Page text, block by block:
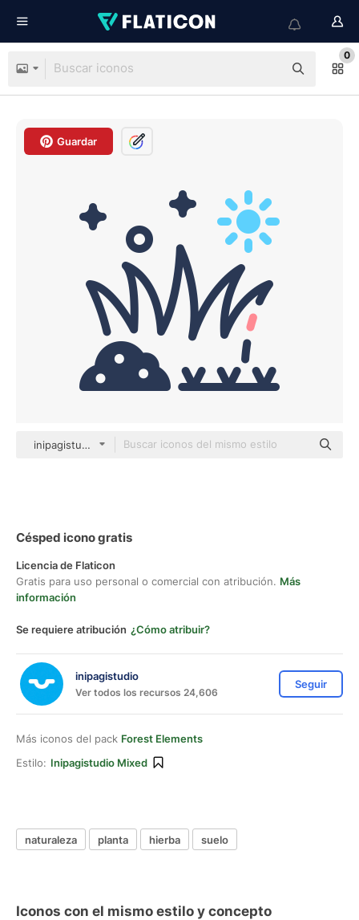
0
Guardar
inipagistudio Mixed
Césped icono gratis
Licencia de Flaticon
Gratis para uso personal o comercial con atribución. Más
información
Se requiere atribución ¿Cómo atribuir?
inipagistudio
Ver todos los recursos 24,606
Seguir
Más iconos del pack Forest Elements
Estilo: Inipagistudio Mixed
naturaleza planta hierba suelo
Iconos con el mismo estilo y concepto